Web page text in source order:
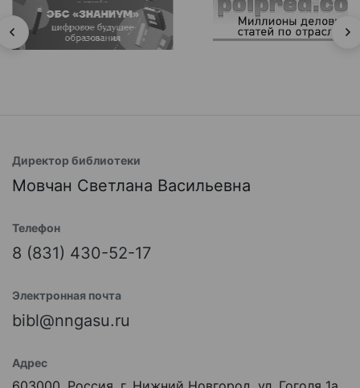
Директор библиотеки
Мовчан Светлана Васильевна
Телефон
8 (831) 430-52-17
Электронная почта
bibl@nngasu.ru
Адрес